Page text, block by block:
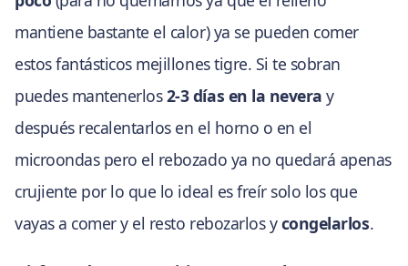
mantiene bastante el calor) ya se pueden comer
estos fantásticos mejillones tigre. Si te sobran
puedes mantenerlos2-3 días en la nevera y
después recalentarlos en el horno o en el
microondas pero el rebozado ya no quedará apenas
crujiente por lo que lo ideal es freír solo los que
vayas a comer y el resto rebozarlos ycongelarlos.